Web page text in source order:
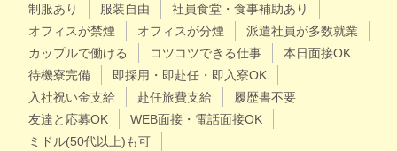
制服あり
服装自由
社員食堂・食事補助あり
オフィスが禁煙
オフィスが分煙
派遣社員が多数就業
カップルで働ける
コツコツできる仕事
本日面接OK
待機寮完備
即採用・即赴任・即入寮OK
入社祝い金支給
赴任旅費支給
履歴書不要
友達と応募OK
WEB面接・電話面接OK
ミドル(50代以上)も可